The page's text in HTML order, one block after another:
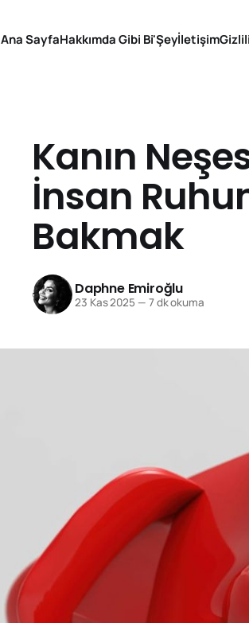
Ana SayfaHakkımda Gibi Bi'Şeyİletişim
Kanın
İnsan
Bakmak
Daphne Emiroğlu
23 Kas 2025 — 7 dk okuma